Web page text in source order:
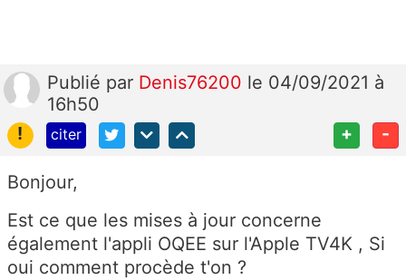
Publié par Denis76200 le 04/09/2021 à
16h50
!
citer + -
Bonjour,
Est ce que les mises à jour concerne
également l'appli OQEE sur l'Apple TV4K , Si
oui comment procède t'on ?